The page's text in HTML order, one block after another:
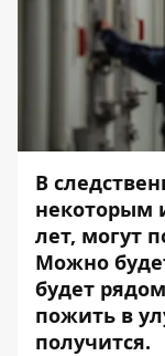
В
некоторым
лет, могут
Можно
будет
пожить в
получится.